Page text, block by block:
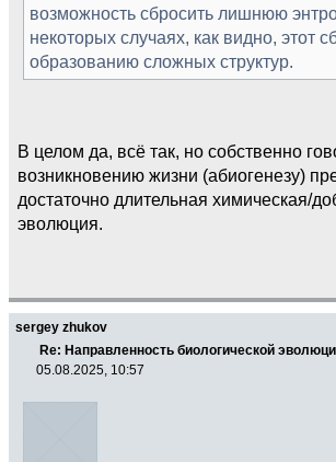
возможность сбросить лишнюю
некоторых случаях, как видно, этот
образованию сложных структур.
В целом да, всё так, но собственно
возникновению жизни (абиогенезу)
достаточно длительная химическая/
эволюция.
sergey zhukov
Re: Направленность биологической
05.08.2025, 10:57